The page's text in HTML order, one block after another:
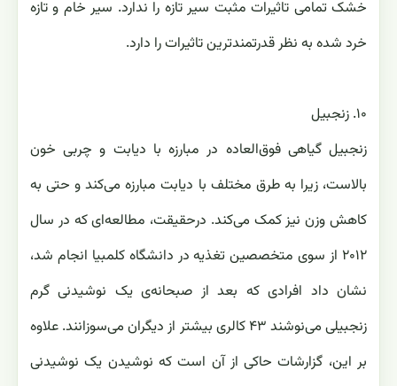
خشک تمامی تاثیرات مثبت سیر تازه را ندارد. سیر خام و تازه‌
خرد شده به نظر قدرتمندترین تاثیرات را دارد.
۱۰. زنجبیل
زنجبیل گیاهی فوق‌العاده در مبارزه با دیابت و چربی خون
بالاست، زیرا به طرق مختلف با دیابت مبارزه می‌کند و حتی به
کاهش وزن نیز کمک می‌کند. درحقیقت، مطالعه‌ای که در سال
۲۰۱۲ از سوی متخصصین تغذیه در دانشگاه کلمبیا انجام شد،
نشان داد افرادی که بعد از صبحانه‌ی یک نوشیدنی گرم
زنجبیلی می‌نوشند ۴۳ کالری بیشتر از دیگران می‌سوزانند. علاوه
بر این، گزارشات حاکی از آن است که نوشیدن یک نوشیدنی